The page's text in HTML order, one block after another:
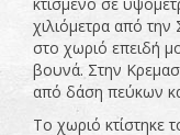
χιλιόμετρα από
στο χωριό επειδή
βουνά. Στην
από δάση πεύκων
Το χωριό κτίστηκε